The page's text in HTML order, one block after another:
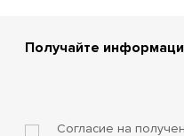
Получайте
Согласие на